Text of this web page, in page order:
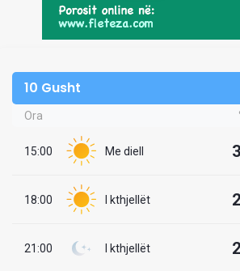
10 Gusht
Ora
15:00 Me diell
18:00 I kthjellët
21:00 I kthjellët